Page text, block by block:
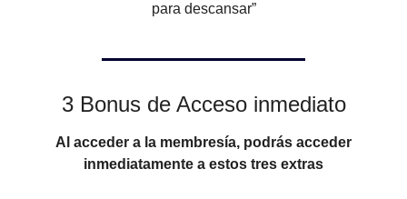
para descansar”
3 Bonus de Acceso inmediato
Al acceder a la membresía, podrás acceder
inmediatamente a estos tres extras